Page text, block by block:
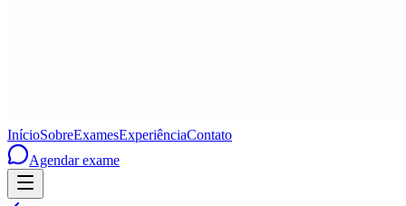
InícioSobreExamesExperiênciaContato
Agendar exame